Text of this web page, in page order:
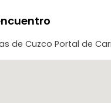
de Cuzco Portal de